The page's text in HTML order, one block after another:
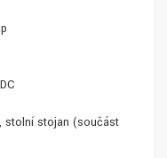
stolní stojan (součást